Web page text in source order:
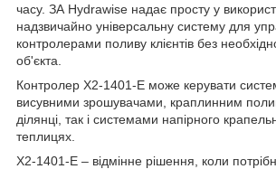
часу. ЗА Hydrawise надає просту у
надзвичайно універсальну систему для
контролерами поливу клієнтів без
об'єкта.
Контролер X2-1401-E може керувати
висувними зрошувачами, краплинним
ділянці, так і системами напірного
теплицях.
X2-1401-E – відмінне рішення, коли